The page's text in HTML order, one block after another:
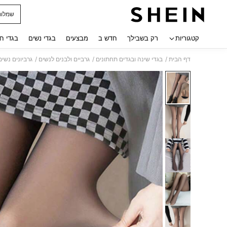
קטגוריות רק בשבילך חדש ב מבצעים בגדי נשים בגדי
דף הבית / בגדי שינה ובגדים תחתונים / גרביים ולבנים לנשים / גרביונים